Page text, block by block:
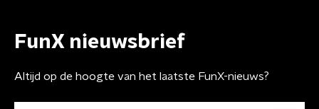
FunX nieuwsbrief
Altijd op de hoogte van het laatste FunX-nieuws?